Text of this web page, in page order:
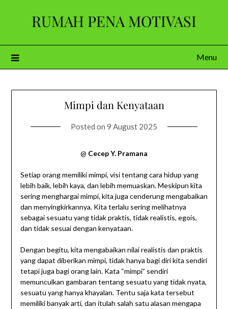
RUMAH PENA MOTIVASI
Menu
Mimpi dan Kenyataan
Posted on 9 August 2025
@ Cecep Y. Pramana
Setiap orang memiliki mimpi, visi tentang cara hidup yang
lebih baik, lebih kaya, dan lebih memuaskan. Meskipun kita
sering menghargai mimpi, kita juga cenderung mengabaikan
dan menyingkirkannya. Kita terlalu sering melihatnya
sebagai sesuatu yang tidak praktis, tidak realistis, egois,
dan tidak sesuai dengan kenyataan.
Dengan begitu, kita mengabaikan nilai realistis dan praktis
yang dapat diberikan mimpi, tidak hanya bagi diri kita sendiri
tetapi juga bagi orang lain. Kata “mimpi” sendiri
memunculkan gambaran tentang sesuatu yang tidak nyata,
sesuatu yang hanya khayalan. Tentu saja kata tersebut
memiliki banyak arti, dan itulah salah satu alasan mengapa